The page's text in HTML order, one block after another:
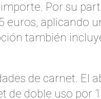
Por su
euros, aplicando
también
de carnet. El
doble uso por